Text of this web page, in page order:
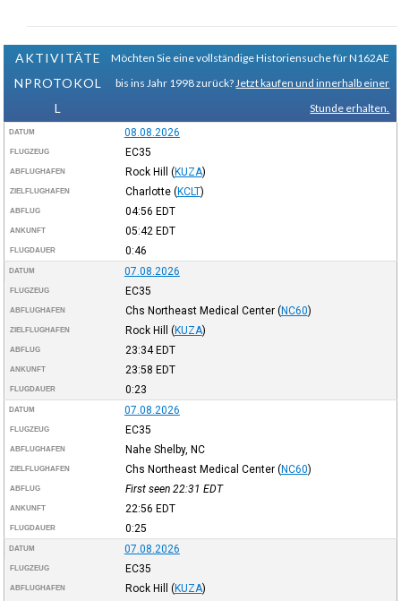
AKTIVITÄTE
NPROTOKOL
L
Möchten Sie eine vollständige Historiensuche für N162AE
bis ins Jahr 1998 zurück? Jetzt kaufen und innerhalb einer
Stunde erhalten.
DATUM 08.08.2026
FLUGZEUG EC35
ABFLUGHAFEN Rock Hill (KUZA)
ZIELFLUGHAFEN Charlotte (KCLT)
ABFLUG 04:56 EDT
ANKUNFT 05:42 EDT
FLUGDAUER 0:46
DATUM 07.08.2026
FLUGZEUG EC35
ABFLUGHAFEN Chs Northeast Medical Center (NC60)
ZIELFLUGHAFEN Rock Hill (KUZA)
ABFLUG 23:34EDT
ANKUNFT 23:58 EDT
FLUGDAUER 0:23
DATUM 07.08.2026
FLUGZEUG EC35
ABFLUGHAFEN Nahe Shelby, NC
ZIELFLUGHAFEN Chs Northeast Medical Center (NC60)
ABFLUG First seen 22:31 EDT
ANKUNFT 22:56 EDT
FLUGDAUER 0:25
DATUM 07.08.2026
FLUGZEUG EC35
ABFLUGHAFEN Rock Hill (KUZA)